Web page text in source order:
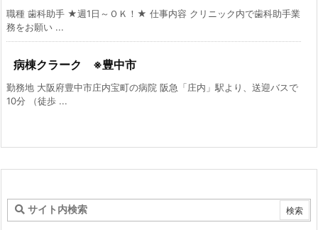
職種 歯科助手 ★週1日～ＯＫ！★ 仕事内容 クリニック内で歯科助手業
務をお願い ...
病棟クラーク ※豊中市
勤務地 大阪府豊中市庄内宝町の病院 阪急「庄内」駅より、送迎バスで
10分 （徒歩 ...